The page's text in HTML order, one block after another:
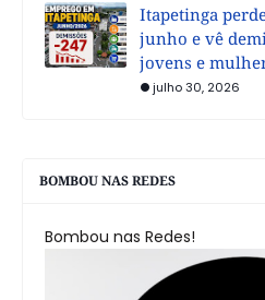
Itapetinga
junho e vê
jovens e
julho 30, 2026
BOMBOU NAS REDES
Bombou nas Redes!